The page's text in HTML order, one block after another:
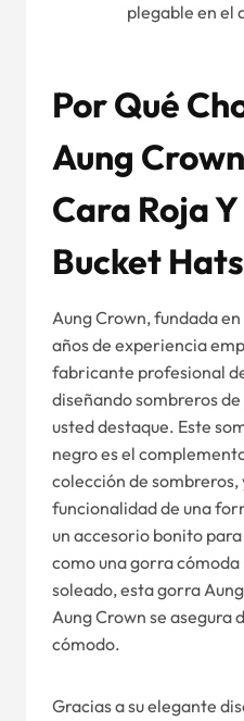
plegable en el
Por Qué C
Aung C
Cara Roja
BUcket H
Aung Crown, fundada
años de experiencia
fabricante profesional
diseñando sombreros
usted destaque. Este
negro es el
colección de
funcionalidad de una
un accesorio bonito
como una gorra
soleado, esta gorra
Aung Crown se asegura
cómodo.
Gracias a su elegante